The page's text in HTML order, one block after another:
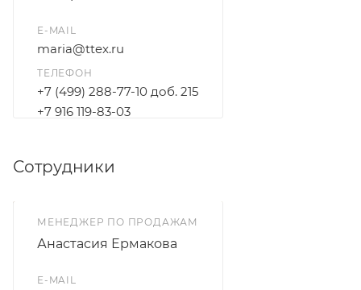
E-MAIL
maria@ttex.ru
ТЕЛЕФОН
+7 (499) 288-77-10 доб. 215
+7 916 119-83-03
Сотрудники
МЕНЕДЖЕР ПО ПРОДАЖАМ
Анастасия Ермакова
E-MAIL